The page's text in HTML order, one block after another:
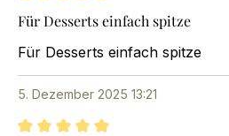
Bewertung mit 5 von 5 Sternen
Für Desserts einfach spitze
Für Desserts einfach spitze
5. Dezember 2025 13:21